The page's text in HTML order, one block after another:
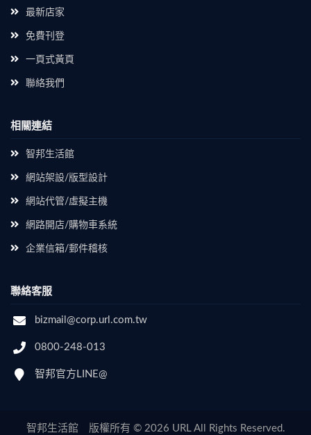
最新店家
免費刊登
一頁式黃頁
聯絡我們
相關連結
智邦生活館
網站架設/版型設計
網站代管/虛擬主機
網路開店/購物車系統
企業信箱/郵件稽核
聯絡客服
bizmail@corp.url.com.tw
0800-248-013
智邦官方LINE@
智邦生活館 版權所有 © 2026 URL All Rights Reserved.